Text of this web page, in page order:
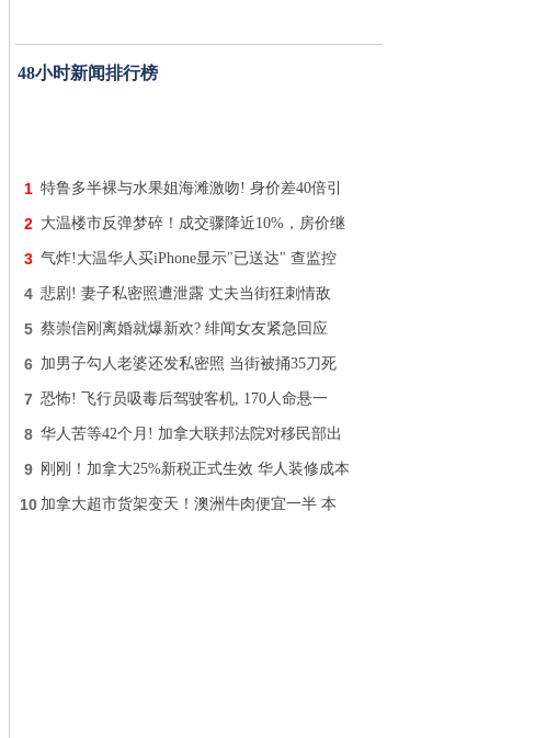
48小时新闻排行榜
1 特鲁多半裸与水果姐海滩激吻! 身价差40倍引
2 大温楼市反弹梦碎！成交骤降近10%，房价继
3 气炸!大温华人买iPhone显示"已送达" 查监控
4 悲剧! 妻子私密照遭泄露 丈夫当街狂刺情敌
5 蔡崇信刚离婚就爆新欢? 绯闻女友紧急回应
6 加男子勾人老婆还发私密照 当街被捅35刀死
7 恐怖! 飞行员吸毒后驾驶客机, 170人命悬一
8 华人苦等42个月! 加拿大联邦法院对移民部出
9 刚刚！加拿大25%新税正式生效 华人装修成本
10 加拿大超市货架变天！澳洲牛肉便宜一半 本